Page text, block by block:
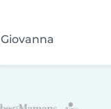
Giovanna